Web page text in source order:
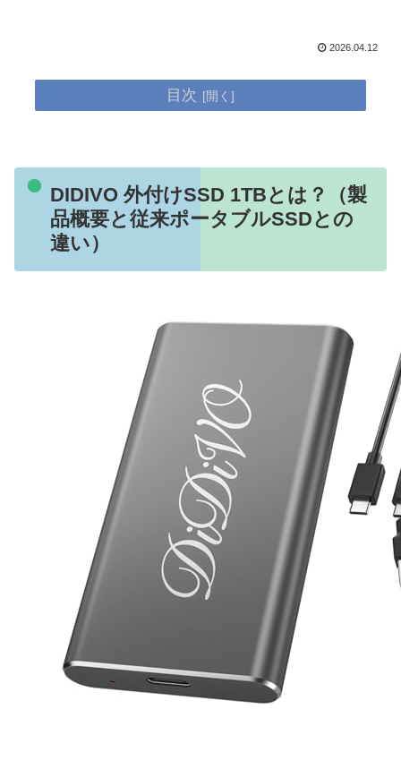
2026.04.12
目次
DIDIVO 外付けSSD 1TBとは？（製
品概要と従来ポータブルSSDとの
違い）